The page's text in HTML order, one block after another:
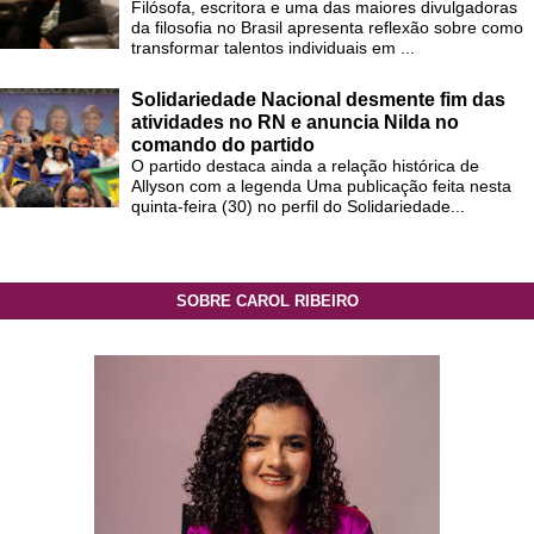
Filósofa, escritora e uma das maiores divulgadoras
da filosofia no Brasil apresenta reflexão sobre como
transformar talentos individuais em ...
Solidariedade Nacional desmente fim das
atividades no RN e anuncia Nilda no
comando do partido
O partido destaca ainda a relação histórica de
Allyson com a legenda Uma publicação feita nesta
quinta-feira (30) no perfil do Solidariedade...
SOBRE CAROL RIBEIRO